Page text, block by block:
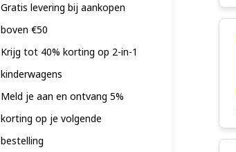
Gratis levering bij aankopen
boven €50
Krijg tot 40% korting op 2-in-1
kinderwagens
Meld je aan en ontvang 5%
korting op je volgende
bestelling